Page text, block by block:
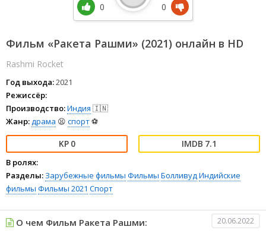
Фильм «Ракета Рашми» (2021) онлайн в HD
Rashmi Rocket
Год выхода:2021
Режиссёр:
Производство:Индия 🇮🇳
Жанр:драма 😫 спорт⚽
0 7.1
В ролях:
Разделы: Зарубежные фильмы Фильмы БолливудИндийские
фильмы Фильмы 2021 Спорт
0 0
О чем Фильм Ракета Рашми: 20.06.2022